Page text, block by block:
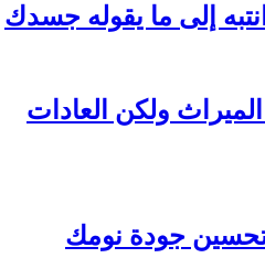
إلى ما يقوله جسدك
الميراث ولكن العادات